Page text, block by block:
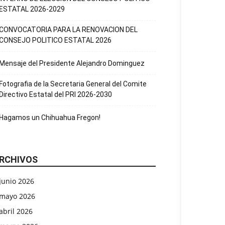
ESTATAL 2026-2029
PARA LA RENOVACION DEL
POLITICO ESTATAL 2026
Mensaje del Presidente Alejandro Dominguez
Fotografia de la Secretaria General del Comite
Directivo Estatal del PRI 2026-2030
Hagamos un Chihuahua Fregon!
junio 2026
mayo 2026
2026